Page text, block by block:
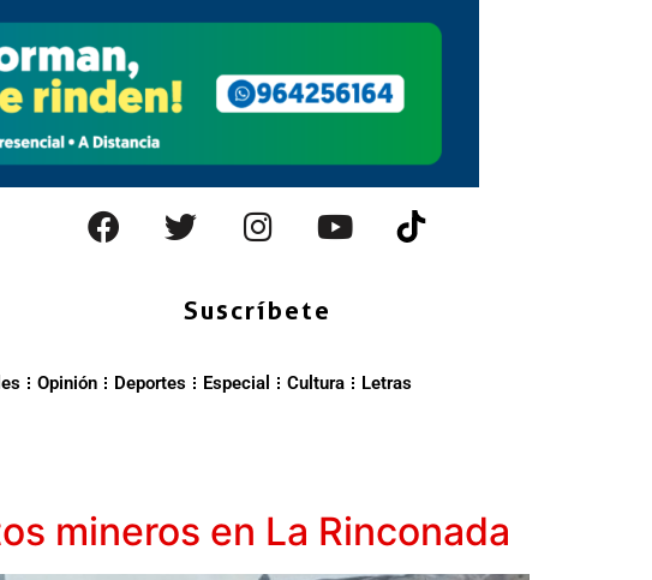
Suscríbete
Opinión Deportes Especial Cultura Letras
mineros en La Rinconada